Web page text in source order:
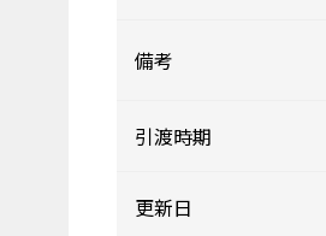
備考
引渡時期
更新日